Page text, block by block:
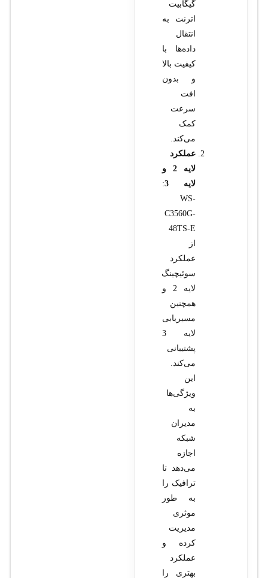
گیگابیت
اترنت به
انتقال
داده‌ها با
کیفیت بالا
و بدون
افت
سرعت
کمک
می‌کند.
عملکرد
لایه 2 و
لایه 3
:
WS-
C3560G-
48TS-E
از
عملکرد
سوئیچینگ
لایه 2 و
همچنین
مسیریابی
لایه 3
پشتیبانی
می‌کند.
این
ویژگی‌ها
به
مدیران
شبکه
اجازه
می‌دهد تا
ترافیک را
به طور
موثری
مدیریت
کرده و
عملکرد
بهتری را